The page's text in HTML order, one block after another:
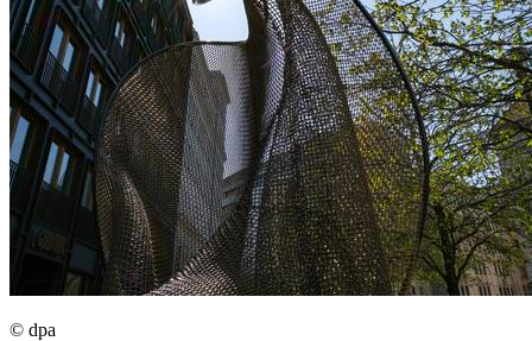
© dpa